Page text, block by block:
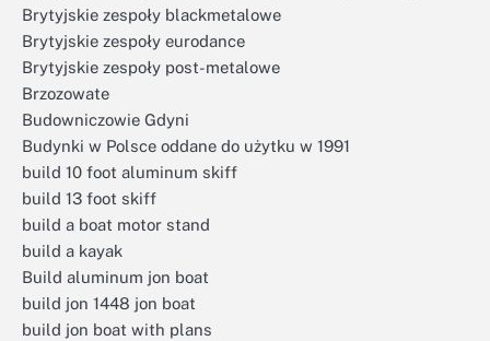
Brytyjskie zespoły blackmetalowe
Brytyjskie zespoły eurodance
Brytyjskie zespoły post-metalowe
Brzozowate
Budowniczowie Gdyni
Budynki w Polsce oddane do użytku w 1991
build 10 foot aluminum skiff
build 13 foot skiff
build a boat motor stand
build a kayak
Build aluminum jon boat
build jon 1448 jon boat
build jon boat with plans